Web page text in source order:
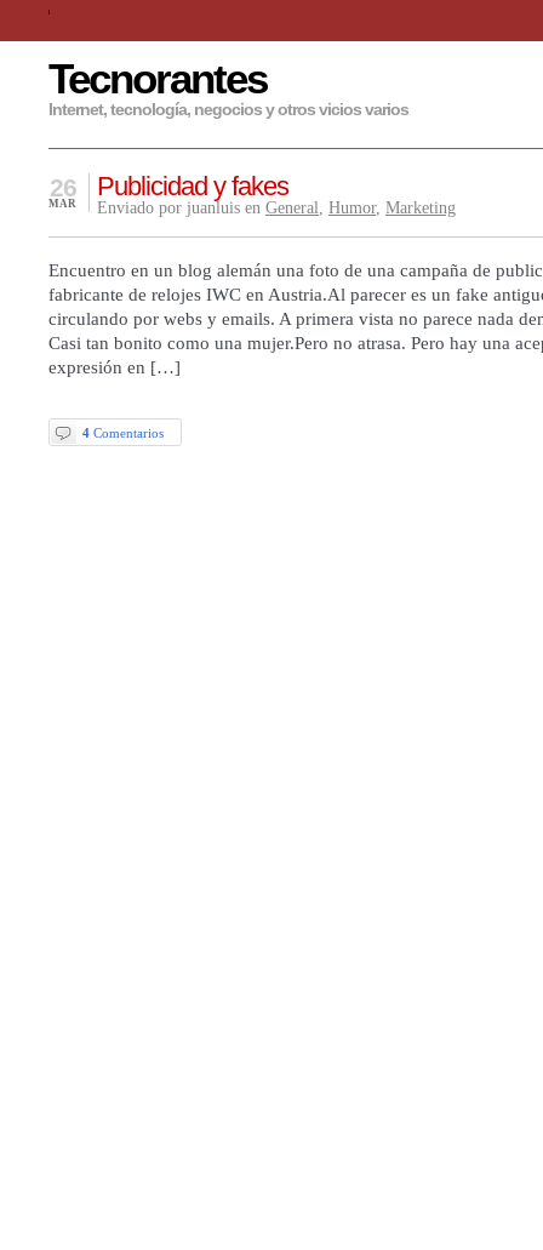
Tecnorantes
Internet, tecnología, negocios y otros vicios varios
Publicidad y fakes
26
MAR Enviado por juanluis en General, Humor, Marketing
Encuentro en un blog alemán una foto de una campaña de
fabricante de relojes IWC en Austria.Al parecer es un fake
circulando por webs y emails. A primera vista no parece nada
Casi tan bonito como una mujer.Pero no atrasa. Pero hay una
expresión en […]
4 Comentarios